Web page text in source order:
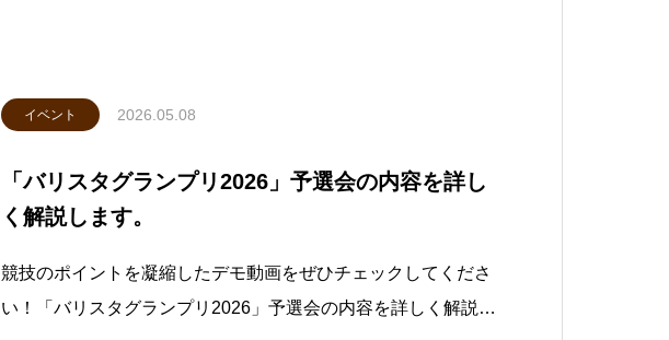
イベント 2026.05.08
「バリスタグランプリ2026」予選会の内容を詳し
く解説します。
競技のポイントを凝縮したデモ動画をぜひチェックしてくださ
い！「バリスタグランプリ2026」予選会の内容を詳しく解説し